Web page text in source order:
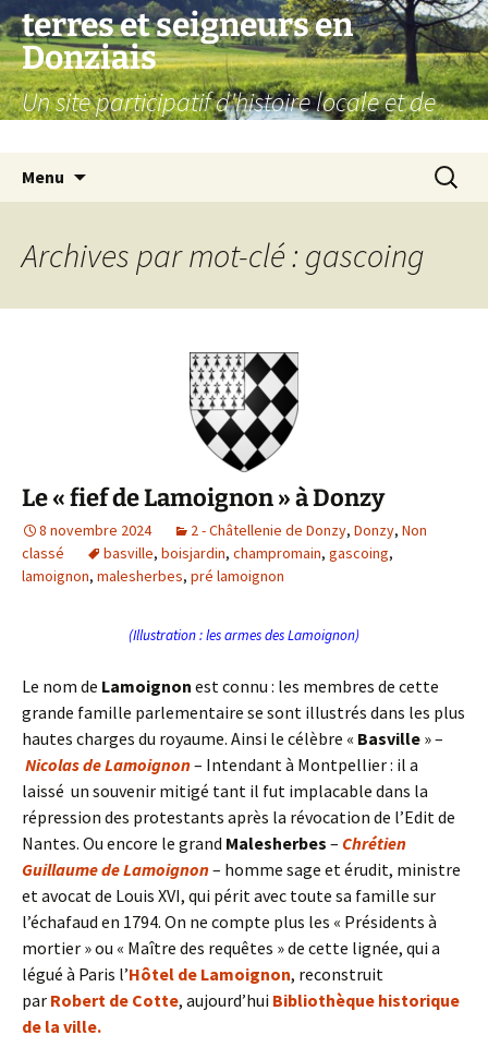
Aller
au
contenu
terres et seigneurs en
Donziais
Un site participatif d'histoire locale et de
Menu
Archives par mot-clé : gascoing
Le « fief de Lamoignon » à Donzy
8 novembre 2024 2 - Châtellenie de Donzy, Donzy, Non
classé
basville, boisjardin, champromain, gascoing,
lamoignon, malesherbes, pré lamoignon
(Illustration : les armes des Lamoignon)
Le nom de Lamoignon est connu : les membres de cette
grande famille parlementaire se sont illustrés dans les plus
hautes charges du royaume. Ainsi le célèbre « Basville » –
Nicolas de Lamoignon– Intendant à Montpellier : il a
laissé un souvenir mitigé tant il fut implacable dans la
répression des protestants après la révocation de l’Edit de
Nantes. Ou encore le grand Malesherbes – Chrétien
Guillaume de Lamoignon– homme sage et érudit, ministre
et avocat de Louis XVI, qui périt avec toute sa famille sur
l’échafaud en 1794. On ne compte plus les « Présidents à
mortier » ou « Maître des requêtes » de cette lignée, qui a
légué à Paris l’Hôtel de Lamoignon, reconstruit
par Robert de Cotte, aujourd’hui Bibliothèque historique
de la ville.